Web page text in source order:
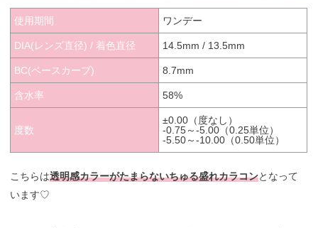
使用期間 ワンデー
DIA(レンズ直径) / 着色直径 14.5mm / 13.5mm
BC(ベースカーブ) 8.7mm
含水率 58%
度数
±0.00（度なし）
-0.75～-5.00（0.25単位）
-5.50～-10.00（0.50単位）
こちらは透明感カラーがたまらないちゅる盛れカラコンとなって
います♡